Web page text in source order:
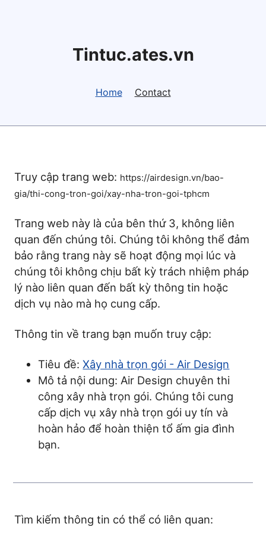
Tintuc.ates.vn
Home Contact
Truy cập trang web: https://airdesign.vn/bao-
gia/thi-cong-tron-goi/xay-nha-tron-goi-tphcm
Trang web này là của bên thứ 3, không liên
quan đến chúng tôi. Chúng tôi không thể đảm
bảo rằng trang này sẽ hoạt động mọi lúc và
chúng tôi không chịu bất kỳ trách nhiệm pháp
lý nào liên quan đến bất kỳ thông tin hoặc
dịch vụ nào mà họ cung cấp.
Thông tin về trang bạn muốn truy cập:
Tiêu đề:Xây nhà trọn gói - Air Design
Mô tả nội dung: Air Design chuyên thi
công xây nhà trọn gói. Chúng tôi cung
cấp dịch vụ xây nhà trọn gói uy tín và
hoàn hảo để hoàn thiện tổ ấm gia đình
bạn.
Tìm kiếm thông tin có thể có liên quan: